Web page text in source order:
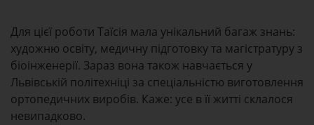
Для цієї роботи Таїсія мала унікальний багаж знань:
художню освіту, медичну підготовку та магістратуру з
біоінженерії. Зараз вона також навчається у
Львівській політехніці за спеціальністю виготовлення
ортопедичних виробів. Каже: усе в її житті склалося
невипадково.